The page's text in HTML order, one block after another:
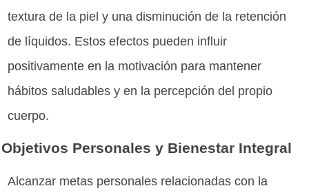
textura de la piel y una disminución de la retención
de líquidos. Estos efectos pueden influir
positivamente en la motivación para mantener
hábitos saludables y en la percepción del propio
cuerpo.
Objetivos Personales y Bienestar Integral
Alcanzar metas personales relacionadas con la